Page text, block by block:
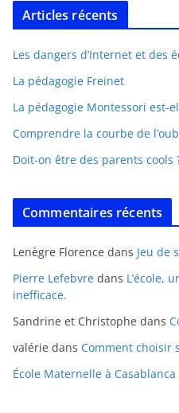
Articles récents
Les dangers d’Internet et des
La pédagogie Freinet
La pédagogie Montessori est-
Comprendre la courbe de
Doit-on être des parents cools
Commentaires récents
Lenègre Florence dans Jeu de
Pierre Lefebvre dans L’école,
inefficace.
Sandrine et Christophe dans
valérie dans Comment choisir
École Maternelle à Casablanca